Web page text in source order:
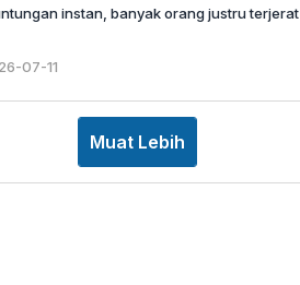
instan, banyak orang justru terjerat
07-11
Muat Lebih